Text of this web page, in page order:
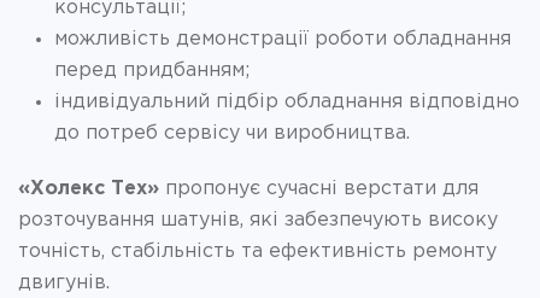
консультації;
можливість демонстрації роботи обладнання
перед придбанням;
індивідуальний підбір обладнання відповідно
до потреб сервісу чи виробництва.
«Холекс Тех» пропонує сучасні верстати для
розточування шатунів, які забезпечують високу
точність, стабільність та ефективність ремонту
двигунів.